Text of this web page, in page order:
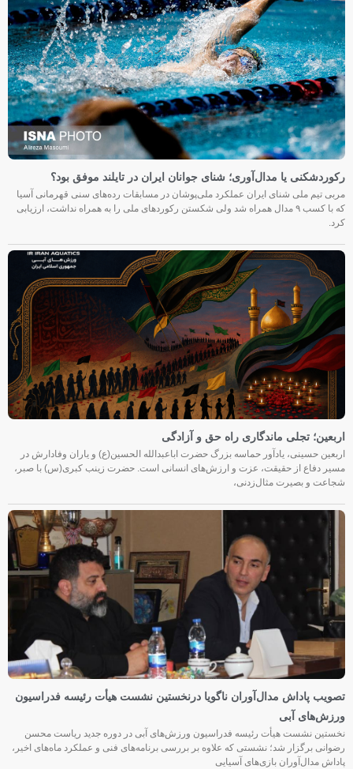
رکوردشکنی یا مدال‌آوری؛ شنای جوانان ایران در تایلند موفق بود؟
مربی تیم ملی شنای ایران عملکرد ملی‌پوشان در مسابقات رده‌های سنی قهرمانی آسیا
که با کسب ۹ مدال همراه شد ولی شکستن رکوردهای ملی را به همراه نداشت، ارزیابی
کرد.
اربعین؛ تجلی ماندگاری راه حق و آزادگی
اربعین حسینی، یادآور حماسه بزرگ حضرت اباعبدالله الحسین(ع) و یاران وفادارش در
مسیر دفاع از حقیقت، عزت و ارزش‌های انسانی است. حضرت زینب کبری(س) با صبر،
شجاعت و بصیرت مثال‌زدنی،
تصویب پاداش مدال‌آوران ناگویا درنخستین نشست هیأت رئیسه فدراسیون
ورزش‌های آبی
نخستین نشست هیأت رئیسه فدراسیون ورزش‌های آبی در دوره جدید ریاست محسن
رضوانی برگزار شد؛ نشستی که علاوه بر بررسی برنامه‌های فنی و عملکرد ماه‌های اخیر،
پاداش مدال‌آوران بازی‌های آسیایی